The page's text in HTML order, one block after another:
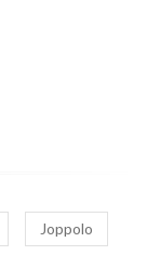
Joppolo